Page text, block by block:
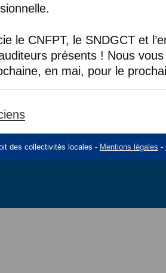
le CNFPT, le SNDGCT et
présents ! Nous
en mai, pour le
des collectivités locales - Mentions légales -